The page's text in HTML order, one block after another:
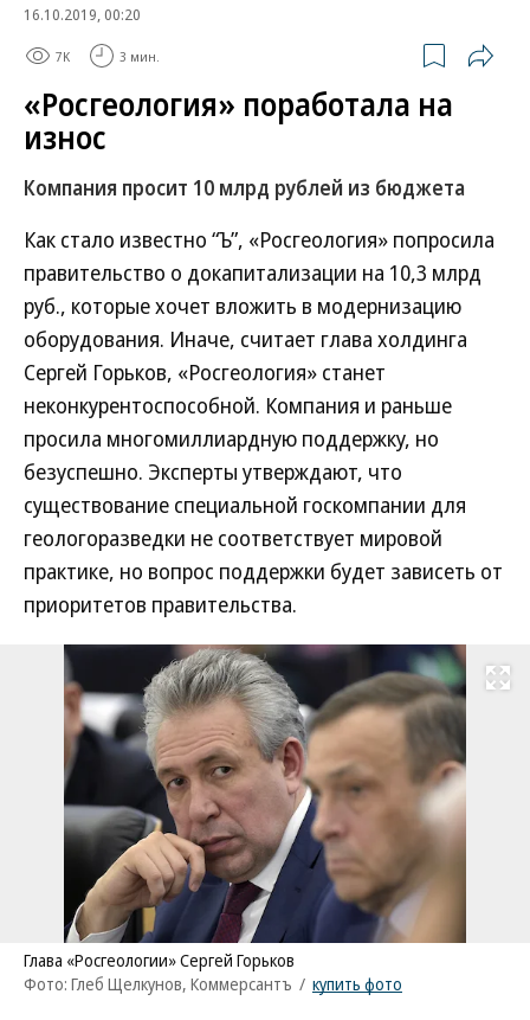
16.10.2019, 00:20
7K 3 мин.
«Росгеология» поработала на
износ
Компания просит 10 млрд рублей из бюджета
Как стало известно “Ъ”, «Росгеология» попросила
правительство о докапитализации на 10,3 млрд
руб., которые хочет вложить в модернизацию
оборудования. Иначе, считает глава холдинга
Сергей Горьков, «Росгеология» станет
неконкурентоспособной. Компания и раньше
просила многомиллиардную поддержку, но
безуспешно. Эксперты утверждают, что
существование специальной госкомпании для
геологоразведки не соответствует мировой
практике, но вопрос поддержки будет зависеть от
приоритетов правительства.
Развернуть
Глава «Росгеологии» Сергей Горьков
Фото: Глеб Щелкунов, Коммерсантъ / купить фото